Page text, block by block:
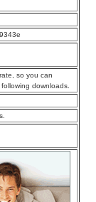
so you can
downloads.